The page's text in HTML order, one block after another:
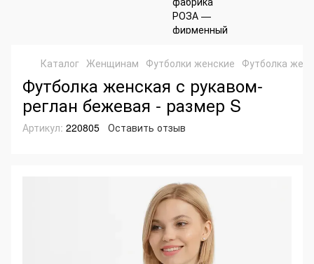
Каталог Женщинам Футболки женские Футболка
Футболка женская с рукавом-
реглан бежевая - размер S
Артикул: 220805 Оставить отзыв